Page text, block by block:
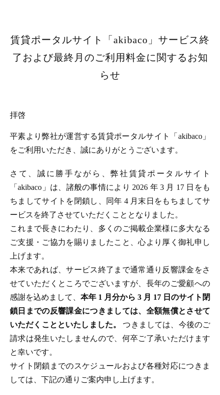
賃貸ポータルサイト「akibaco」サービス終
了および最終月のご利用料金に関するお知
らせ
拝啓
平素より弊社が運営する賃貸ポータルサイト「akibaco」
をご利用いただき、誠にありがとうございます。
さて、誠に勝手ながら、弊社賃貸ポータルサイト
「akibaco」は、諸般の事情により 2026 年 3 月 17 日をも
ちましてサイトを閉鎖し、同年 4 月末日をもちましてサ
ービスを終了させていただくこととなりました。
これまで長きにわたり、多くのご掲載企業様に多大なる
ご支援・ご協力を賜りましたこと、心より厚く御礼申し
上げます。
本来であれば、サービス終了まで通常通り反響課金をさ
せていただくところでございますが、長年のご愛顧への
感謝を込めまして、 本年 1 月分から 3 月 17 日のサイト閉
鎖日までの反響課金につきましては、全額無償とさせて
いただくことといたしました。つきましては、今後のご
請求は発生いたしませんので、何卒ご了承いただけます
と幸いです。
サイト閉鎖までのスケジュールおよび各種対応につきま
しては、下記の通りご案内申し上げます。